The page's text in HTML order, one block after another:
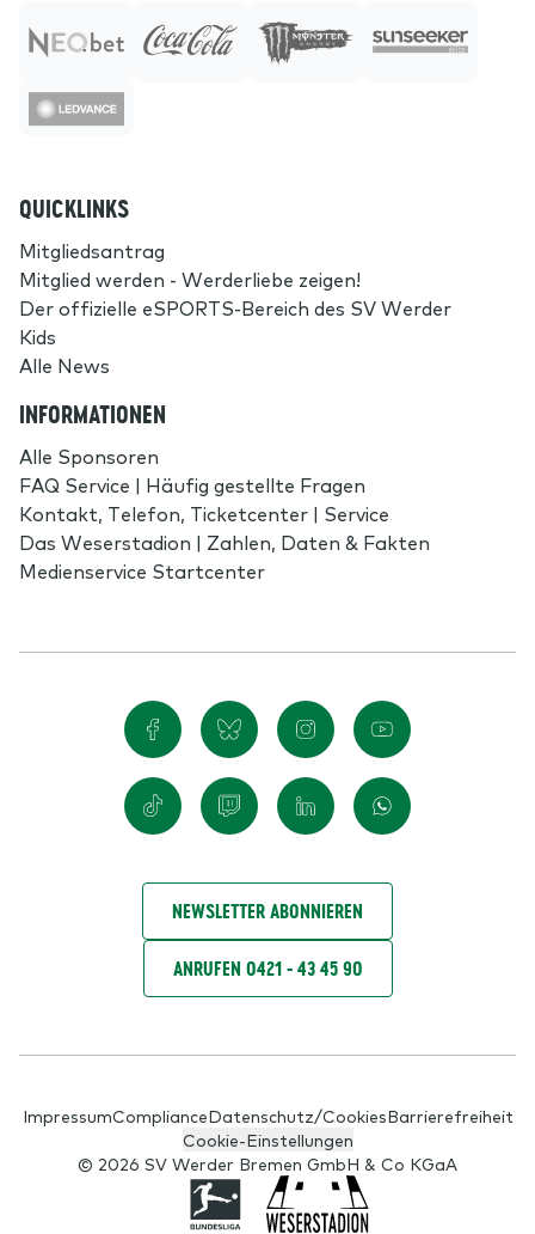
QUICKLINKS
Mitgliedsantrag
Mitglied werden - Werderliebe zeigen!
Der offizielle eSPORTS-Bereich des SV Werder
Kids
Alle News
INFORMATIONEN
Alle Sponsoren
FAQ Service | Häufig gestellte Fragen
Kontakt, Telefon, Ticketcenter | Service
Das Weserstadion | Zahlen, Daten & Fakten
Medienservice Startcenter
NEWSLETTER ABONNIEREN
ANRUFEN 0421 - 43 45 90
ImpressumComplianceDatenschutz/CookiesBarrierefreiheit
Cookie-Einstellungen
© 2026 SV Werder Bremen GmbH & Co KGaA